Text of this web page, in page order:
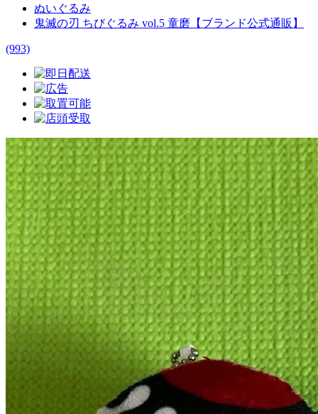
ぬいぐるみ
鬼滅の刃 ちびぐるみ vol.5 童磨【ブランド公式通販】
(993)